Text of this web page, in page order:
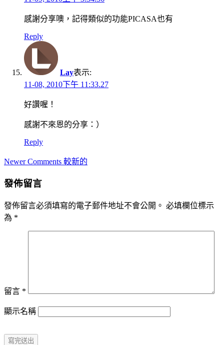
感謝分享噢，記得類似的功能PICASA也有
Reply
Lay表示:
11-08, 2010下午 11:33.27
好讚喔！
感謝不來恩的分享：）
Reply
Comment
Newer Comments 較新的
發佈留言
發佈留言必須填寫的電子郵件地址不會公開。 必填欄位標示
為 *
留言 *
顯示名稱